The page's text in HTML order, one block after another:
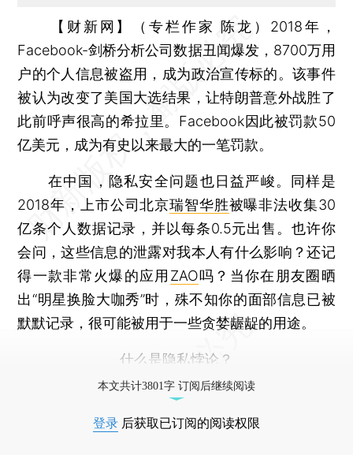
【财新网】（专栏作家 陈龙） 2018年，
Facebook-剑桥分析公司数据丑闻爆发，8700万用
户的个人信息被盗用，成为政治宣传标的。该事件
被认为改变了美国大选结果，让特朗普意外战胜了
此前呼声很高的希拉里。Facebook因此被罚款50
亿美元，成为有史以来最大的一笔罚款。
在中国，隐私安全问题也日益严峻。同样是
2018年，上市公司北京瑞智华胜被曝非法收集30
亿条个人数据记录，并以每条0.5元出售。也许你
会问，这些信息的泄露对我本人有什么影响？还记
得一款非常火爆的应用 ZAO吗？当你在朋友圈晒
出“明星换脸大咖秀”时，殊不知你的面部信息已被
默默记录，很可能被用于一些贪婪龌龊的用途。
什么是隐私悖论？
本文共计3801字 订阅后继续阅读
登录 后获取已订阅的阅读权限